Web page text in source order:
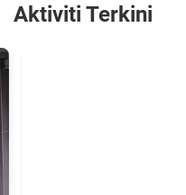
Aktiviti Terkini